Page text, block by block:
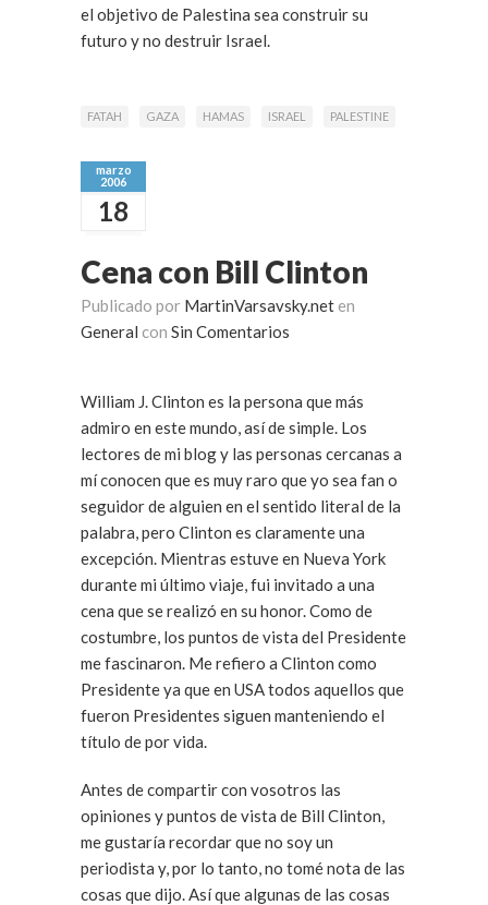
el objetivo de Palestina sea construir su
futuro y no destruir Israel.
FATAH GAZA HAMAS ISRAEL PALESTINE
marzo
2006
18
Cena con Bill Clinton
Publicado por MartinVarsavsky.net en
General con Sin Comentarios
William J. Clinton es la persona que más
admiro en este mundo, así de simple. Los
lectores de mi blog y las personas cercanas a
mí conocen que es muy raro que yo sea fan o
seguidor de alguien en el sentido literal de la
palabra, pero Clinton es claramente una
excepción. Mientras estuve en Nueva York
durante mi último viaje, fui invitado a una
cena que se realizó en su honor. Como de
costumbre, los puntos de vista del Presidente
me fascinaron. Me refiero a Clinton como
Presidente ya que en USA todos aquellos que
fueron Presidentes siguen manteniendo el
título de por vida.
Antes de compartir con vosotros las
opiniones y puntos de vista de Bill Clinton,
me gustaría recordar que no soy un
periodista y, por lo tanto, no tomé nota de las
cosas que dijo. Así que algunas de las cosas